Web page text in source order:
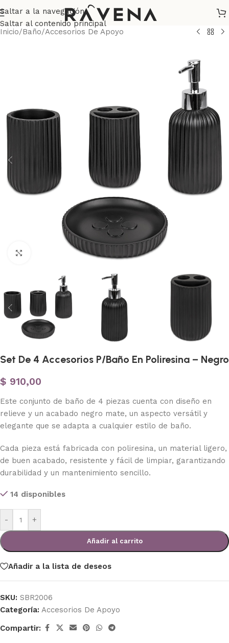
Saltar a la navegación
Saltar al contenido principal
Inicio/Baño/Accesorios De Apoyo
Haga clic para ampliar
Set De 4 Accesorios P/Baño En Poliresina – Negro
$ 910,00
Este conjunto de baño de 4 piezas cuenta con diseño en
relieve y un acabado negro mate, un aspecto versátil y
elegante que se adapta a cualquier estilo de baño.
Cada pieza está fabricada con poliresina, un material ligero,
de buen acabado, resistente y fácil de limpiar, garantizando
durabilidad y un mantenimiento sencillo.
14 disponibles
- +
Añadir al carrito
Añadir a la lista de deseos
SKU: SBR2006
Categoría: Accesorios De Apoyo
Compartir: